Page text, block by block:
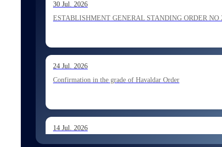
30 Jul. 2026
ESTABLISHMENT GENERAL STANDING ORDER NO
24 Jul. 2026
Confirmation in the grade of Havaldar Order
14 Jul. 2026